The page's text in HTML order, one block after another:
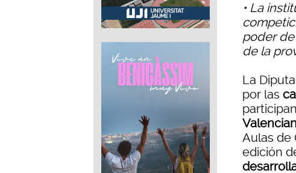
• La
poder
de la
La
por las
Aulas de
edición